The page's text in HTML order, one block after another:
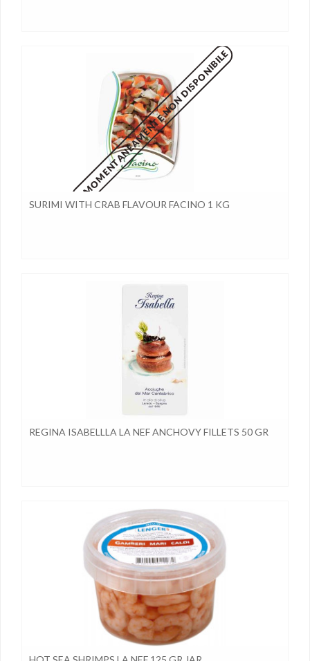
MOMENTANEAMENTE NON DISPONIBILE
SURIMI WITH CRAB FLAVOUR FACINO 1 KG
REGINA ISABELLLA LA NEF ANCHOVY FILLETS 50 GR